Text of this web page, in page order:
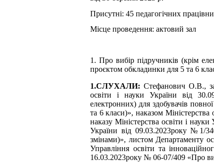
Присутні: 45 педагогічних
Місце проведення: актовий зал
1. Про вибір підручників (крім
проєктом обкладинки для 5 та 6
1.СЛУХАЛИ:Стефанович О.В.,
освіти і науки України від
електронних) для здобувачів
та 6 класи)», наказом
наказу Міністерства освіти і
України від 09.03.2023року №1/
змінами)», листом Департаменту
Управління освіти та
16.03.2023року № 06-07/409 «Про